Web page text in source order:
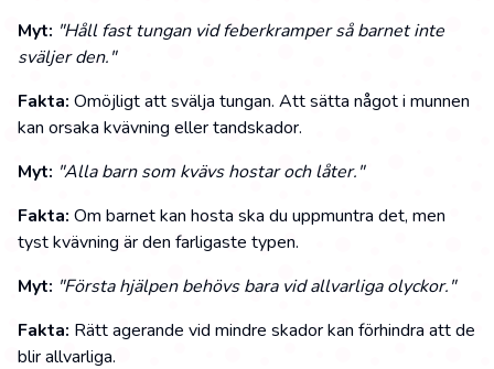
Myt: "Håll fast tungan vid feberkramper så barnet inte
sväljer den."
Fakta: Omöjligt att svälja tungan. Att sätta något i munnen
kan orsaka kvävning eller tandskador.
Myt: "Alla barn som kvävs hostar och låter."
Fakta: Om barnet kan hosta ska du uppmuntra det, men
tyst kvävning är den farligaste typen.
Myt: "Första hjälpen behövs bara vid allvarliga olyckor."
Fakta: Rätt agerande vid mindre skador kan förhindra att de
blir allvarliga.